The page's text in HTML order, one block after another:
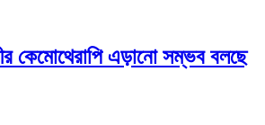
কেমোথেরাপি এড়ানো সম্ভব বলছে